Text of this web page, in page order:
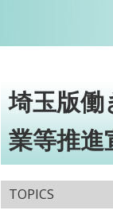
埼玉版
業等推進
TOPICS